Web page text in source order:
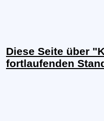
Diese Seite über
fortlaufenden